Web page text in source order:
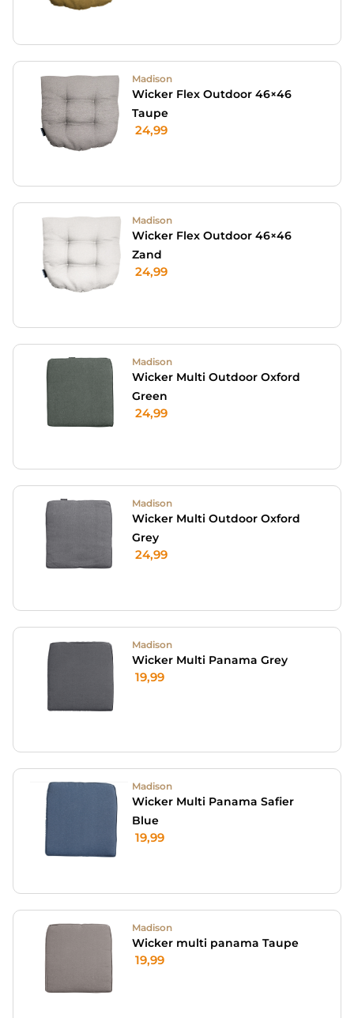
Madison
Wicker Flex Outdoor 46×46
Taupe
24,99
Madison
Wicker Flex Outdoor 46×46
Zand
24,99
Madison
Wicker Multi Outdoor Oxford
Green
24,99
Madison
Wicker Multi Outdoor Oxford
Grey
24,99
Madison
Wicker Multi Panama Grey
19,99
Madison
Wicker Multi Panama Safier
Blue
19,99
Madison
Wicker multi panama Taupe
19,99